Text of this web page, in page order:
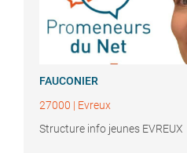
FAUCONIER
27000 | Evreux
Structure info jeunes EVREUX